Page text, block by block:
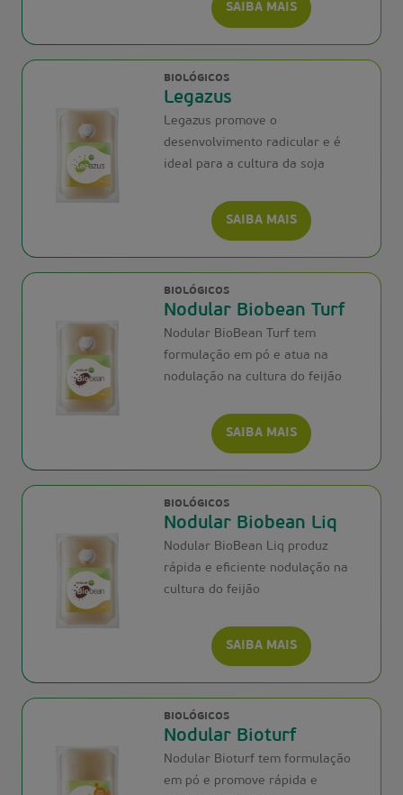
SAIBA MAIS
BIOLÓGICOS
Legazus
Legazus promove o
desenvolvimento radicular e é
ideal para a cultura da soja
SAIBA MAIS
BIOLÓGICOS
Nodular Biobean Turf
Nodular BioBean Turf tem
formulação em pó e atua na
nodulação na cultura do feijão
SAIBA MAIS
BIOLÓGICOS
Nodular Biobean Liq
Nodular BioBean Liq produz
rápida e eficiente nodulação na
cultura do feijão
SAIBA MAIS
BIOLÓGICOS
Nodular Bioturf
Nodular Bioturf tem formulação
em pó e promove rápida e